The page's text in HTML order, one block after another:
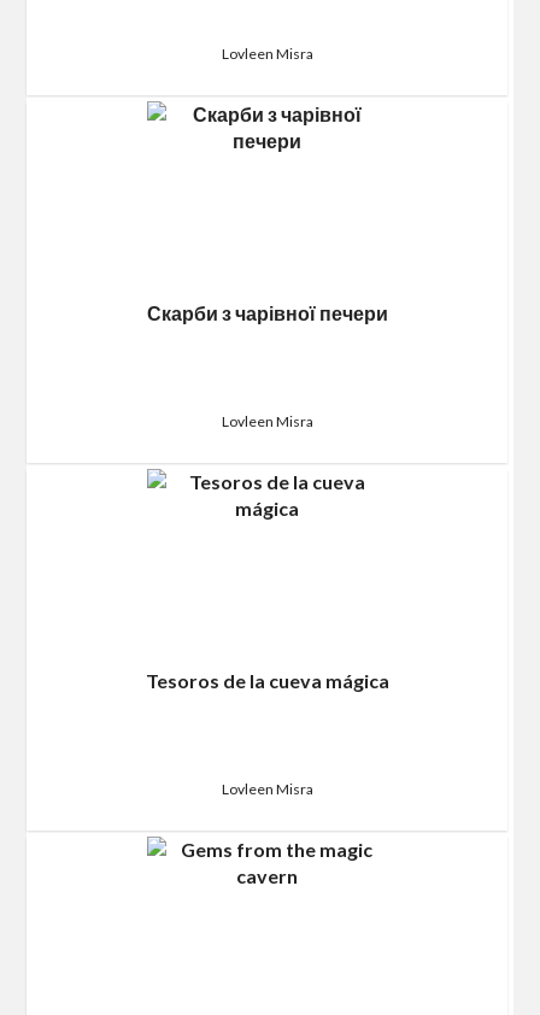
Lovleen Misra
Скарби з чарівної печери
Lovleen Misra
Tesoros de la cueva mágica
Lovleen Misra